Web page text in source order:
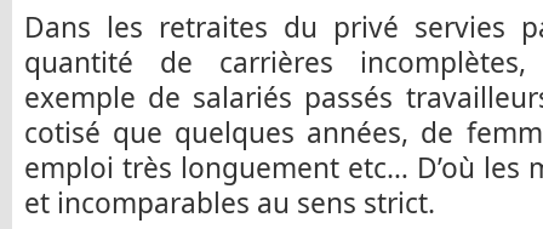
Dans les retraites du privé servies
quantité de carrières
exemple de salariés passés
cotisé que quelques années, de
emploi très longuement etc… D’où les
et incomparables au sens strict.